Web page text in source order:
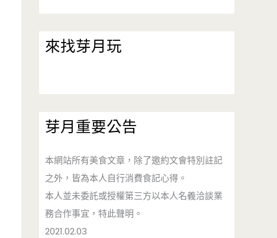
來找芽月玩
芽月重要公告
本網站所有美食文章，除了邀約文會特別註記
之外，皆為本人自行消費食記心得。
本人並未委託或授權第三方以本人名義洽談業
務合作事宜，特此聲明。
2021.02.03